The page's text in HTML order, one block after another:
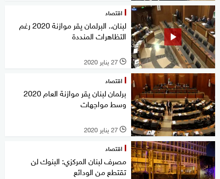
اقتصاد
لبنان.. البرلمان يقر موازنة 2020 رغم
التظاهرات المنددة
l 27 يناير 2020
اقتصاد
برلمان لبنان يقر موازنة العام 2020
وسط مواجهات
l 27 يناير 2020
اقتصاد
مصرف لبنان المركزي: البنوك لن
تقتطع من الودائع